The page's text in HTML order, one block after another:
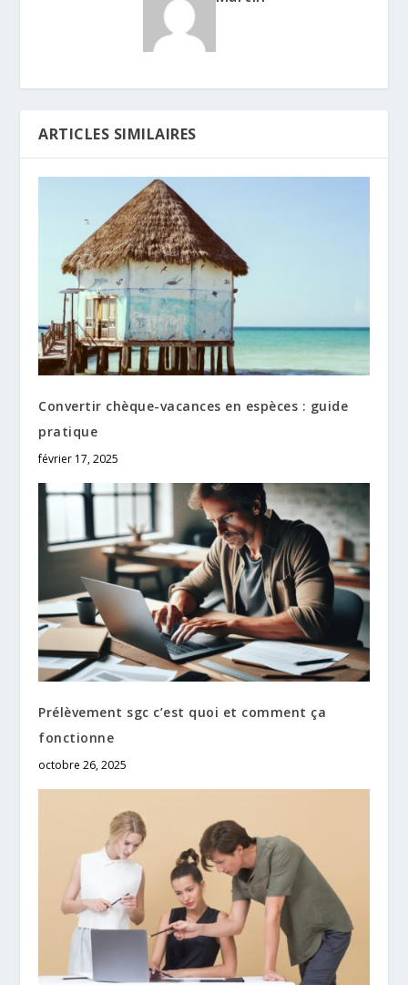
ARTICLES SIMILAIRES
Convertir chèque-vacances en espèces : guide
pratique
février 17, 2025
Prélèvement sgc c’est quoi et comment ça
fonctionne
octobre 26, 2025